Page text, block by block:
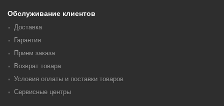
Обслуживание клиентов
Доставка
Гарантия
Прием заказа
Возврат товара
Условия оплаты и поставки товаров
Сервисные центры